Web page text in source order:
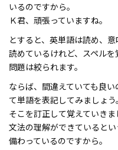
いるのですから。
Ｋ君、頑張っていますね。
とすると、英単語は読め、
読めているけれど、スペルを
問題は絞られます。
ならば、間違えていても良
て単語を表記してみましょう
そこを訂正して覚えていきま
文法の理解ができていると
備わっているのですから。